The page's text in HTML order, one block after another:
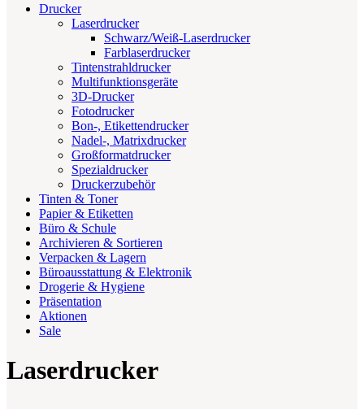
Drucker
Laserdrucker
Schwarz/Weiß-Laserdrucker
Farblaserdrucker
Tintenstrahldrucker
Multifunktionsgeräte
3D-Drucker
Fotodrucker
Bon-, Etikettendrucker
Nadel-, Matrixdrucker
Großformatdrucker
Spezialdrucker
Druckerzubehör
Tinten & Toner
Papier & Etiketten
Büro & Schule
Archivieren & Sortieren
Verpacken & Lagern
Büroausstattung & Elektronik
Drogerie & Hygiene
Präsentation
Aktionen
Sale
Laserdrucker